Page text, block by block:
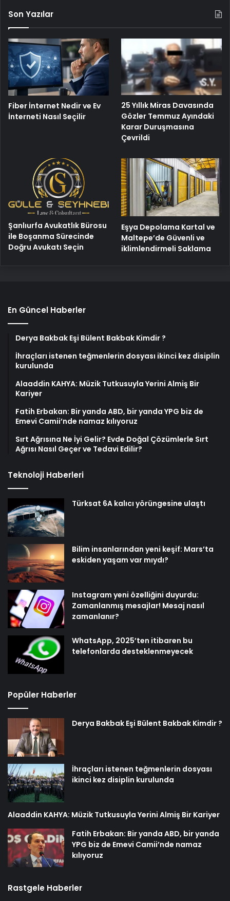
Son Yazılar
Fiber İnternet Nedir ve Ev
İnterneti Nasıl Seçilir
25 Yıllık Miras Davasında
Gözler Temmuz Ayındaki
Karar Duruşmasına
Çevrildi
Şanlıurfa Avukatlık Bürosu
ile Boşanma Sürecinde
Doğru Avukatı Seçin
Eşya Depolama Kartal ve
Maltepe’de Güvenli ve
iklimlendirmeli Saklama
En Güncel Haberler
Derya Bakbak Eşi Bülent Bakbak Kimdir ?
İhraçları istenen teğmenlerin dosyası ikinci kez disiplin
kurulunda
Alaaddin KAHYA: Müzik Tutkusuyla Yerini Almiş Bir
Kariyer
Fatih Erbakan: Bir yanda ABD, bir yanda YPG biz de
Emevi Camii’nde namaz kılıyoruz
Sırt Ağrısına Ne İyi Gelir? Evde Doğal Çözümlerle Sırt
Ağrısı Nasıl Geçer ve Tedavi Edilir?
Teknoloji Haberleri
Türksat 6A kalıcı yörüngesine ulaştı
Bilim insanlarından yeni keşif: Mars’ta
eskiden yaşam var mıydı?
Instagram yeni özelliğini duyurdu:
Zamanlanmış mesajlar! Mesaj nasıl
zamanlanır?
WhatsApp, 2025’ten itibaren bu
telefonlarda desteklenmeyecek
Popüler Haberler
Derya Bakbak Eşi Bülent Bakbak Kimdir ?
İhraçları istenen teğmenlerin dosyası
ikinci kez disiplin kurulunda
Alaaddin KAHYA: Müzik Tutkusuyla Yerini Almiş Bir Kariyer
Fatih Erbakan: Bir yanda ABD, bir yanda
YPG biz de Emevi Camii’nde namaz
kılıyoruz
Rastgele Haberler